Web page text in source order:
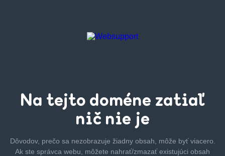
Na tejto doméne zatiaľ
nič nie je
Dôvodov, prečo sa nezobrazuje žiadny obsah, môže byťviacero.
Ak ste správca webu, môžete nahrať/zmazaťexistujúci obsah